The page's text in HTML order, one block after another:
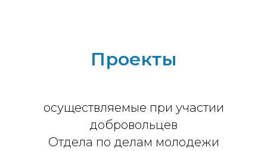
Проекты
осуществляемые при участии
добровольцев
Отдела по делам молодежи